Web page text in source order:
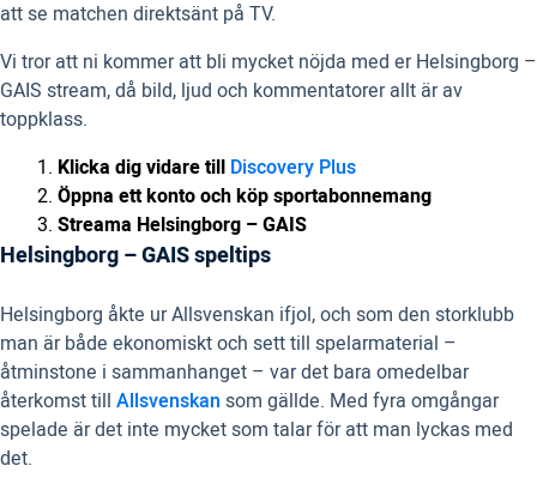
att se matchen direktsänt på TV.
Vi tror att ni kommer att bli mycket nöjda med er Helsingborg –
GAIS stream, då bild, ljud och kommentatorer allt är av
toppklass.
Klicka dig vidare till Discovery Plus
Öppna ett konto och köp sportabonnemang
Streama Helsingborg – GAIS
Helsingborg – GAIS speltips
Helsingborg åkte ur Allsvenskan ifjol, och som den storklubb
man är både ekonomiskt och sett till spelarmaterial –
åtminstone i sammanhanget – var det bara omedelbar
återkomst till Allsvenskan som gällde. Med fyra omgångar
spelade är det inte mycket som talar för att man lyckas med
det.